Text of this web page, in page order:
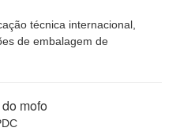
técnica internacional,
de embalagem de
mofo